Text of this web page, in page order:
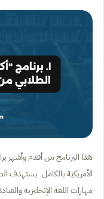
هذا البرنامج من أقدم وأشهر
مهارات اللغة الإنجليزية